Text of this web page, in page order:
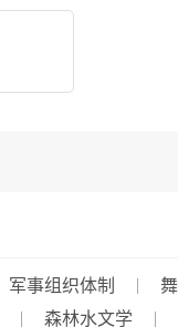
军事组织体制
森林水文学